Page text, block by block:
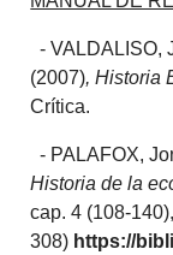
- VALDALISO,
(2007), Historia
Crítica.
- PALAFOX,
Historia de la
cap. 4 (108-
308) https://